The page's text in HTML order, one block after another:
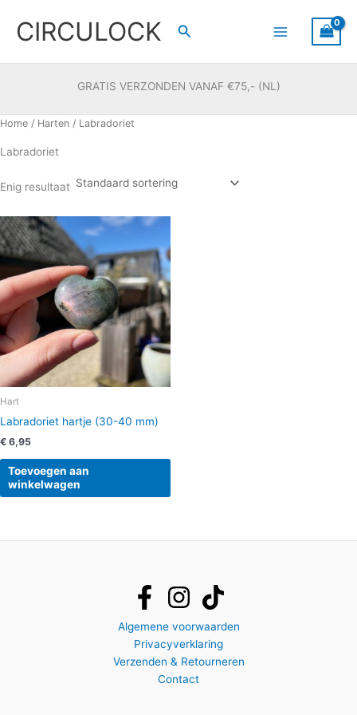
naar
inhoud
CIRCULOCK Zoeken
GRATIS VERZONDEN VANAF €75,- (NL)
Home / Harten / Labradoriet
Labradoriet
Enig resultaat
Hart
Labradoriet hartje (30-40 mm)
€ 6,95
Toevoegen aan
winkelwagen
Algemene voorwaarden
Privacyverklaring
Verzenden & Retourneren
Contact